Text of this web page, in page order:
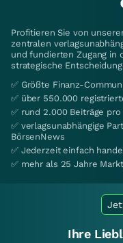
Profitieren Sie von
zentralen
und fundierten Zugang in
strategische
✅ Größte Finanz-
✅ über 550.000
✅ rund 2.000 Beiträge pro
✅ verlagsunabhängige
BörsenNews
✅ Jederzeit einfach
✅ mehr als 25 Jahre
Ihre